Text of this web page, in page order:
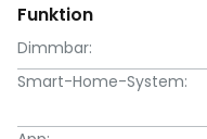
Funktion
Dimmbar:
Smart-Home-System: